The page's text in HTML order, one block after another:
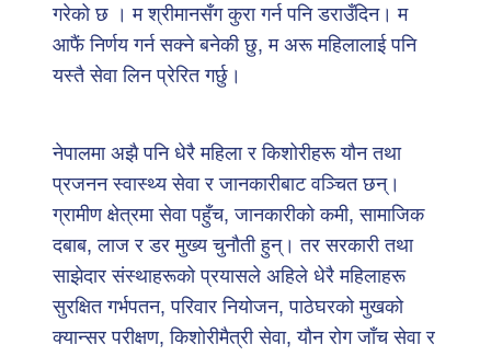
गरेको छ । म श्रीमानसँग कुरा गर्न पनि डराउँदिन। म
आफैं निर्णय गर्न सक्ने बनेकी छु, म अरू महिलालाई पनि
यस्तै सेवा लिन प्रेरित गर्छु।
नेपालमा अझै पनि धेरै महिला र किशोरीहरू यौन तथा
प्रजनन स्वास्थ्य सेवा र जानकारीबाट वञ्चित छन्।
ग्रामीण क्षेत्रमा सेवा पहुँच, जानकारीको कमी, सामाजिक
दबाब, लाज र डर मुख्य चुनौती हुन्। तर सरकारी तथा
साझेदार संस्थाहरूको प्रयासले अहिले धेरै महिलाहरू
सुरक्षित गर्भपतन, परिवार नियोजन, पाठेघरको मुखको
क्यान्सर परीक्षण, किशोरीमैत्री सेवा, यौन रोग जाँच सेवा र